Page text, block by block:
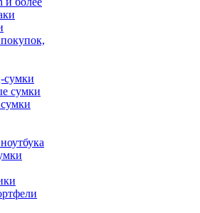
сумки
сумки